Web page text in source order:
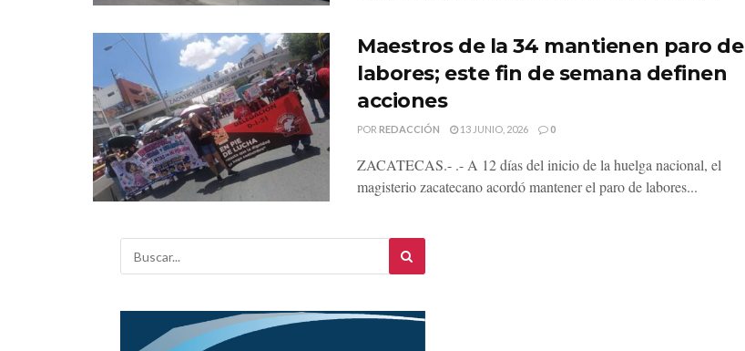
Maestros de la 34 mantienen paro de
labores; este fin de semana definen
acciones
POR REDACCIÓN 13 JUNIO, 2026 0
ZACATECAS.- .- A 12 días del inicio de la huelga nacional, el
magisterio zacatecano acordó mantener el paro de labores...